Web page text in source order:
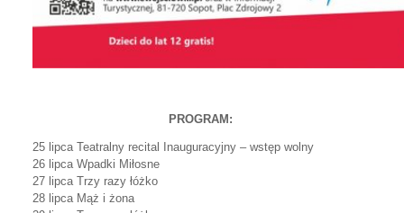
PROGRAM:
25 lipca Teatralny recital Inauguracyjny – wstęp wolny
26 lipca Wpadki Miłosne
27 lipca Trzy razy łóżko
28 lipca Mąż i żona